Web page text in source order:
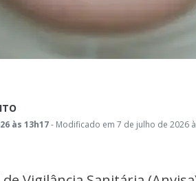
às 13h17- Modificado em 7 de julho de 2026